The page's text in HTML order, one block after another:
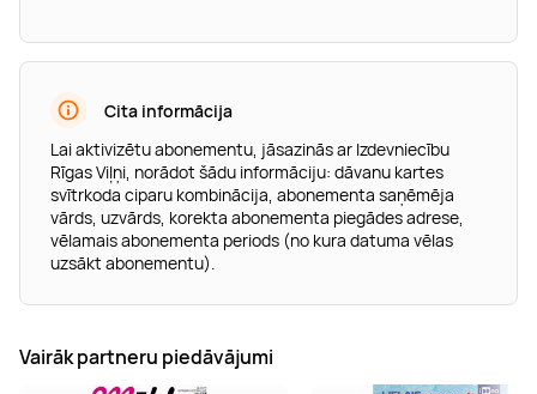
Cita informācija
Lai aktivizētu abonementu, jāsazinās ar Izdevniecību
Rīgas Viļņi, norādot šādu informāciju: dāvanu kartes
svītrkoda ciparu kombinācija, abonementa saņēmēja
vārds, uzvārds, korekta abonementa piegādes adrese,
vēlamais abonementa periods (no kura datuma vēlas
uzsākt abonementu).
Vairāk partneru piedāvājumi